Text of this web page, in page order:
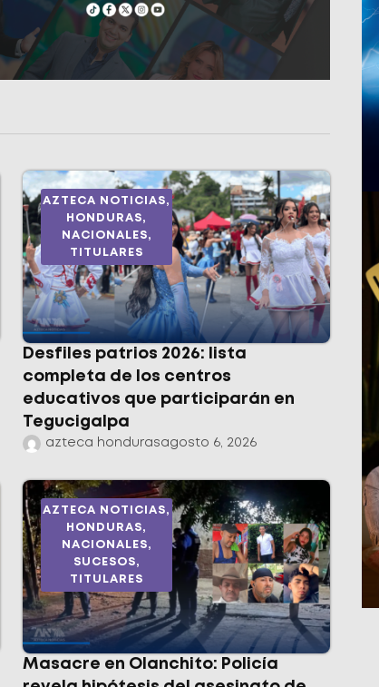
AZTECA NOTICIAS,
HONDURAS,
NACIONALES,
TITULARES
Desfiles patrios 2026: lista
completa de los centros
educativos que participarán en
Tegucigalpa
azteca hondurasagosto 6, 2026
AZTECA NOTICIAS,
HONDURAS,
NACIONALES,
SUCESOS,
TITULARES
Masacre en Olanchito: Policía